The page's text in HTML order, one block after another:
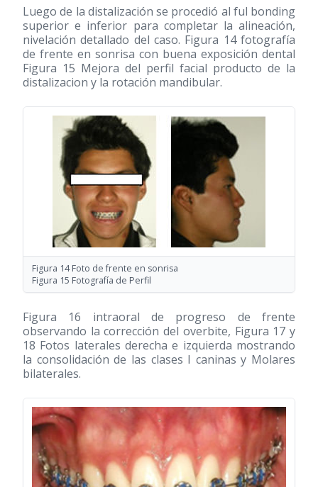
Luego de la distalización se procedió al ful bonding
superior e inferior para completar la alineación,
nivelación detallado del caso. Figura 14 fotografía
de frente en sonrisa con buena exposición dental
Figura 15 Mejora del perfil facial producto de la
distalizacion y la rotación mandibular.
Figura 14 Foto de frente en sonrisa
Figura 15 Fotografía de Perfil
Figura 16 intraoral de progreso de frente
observando la corrección del overbite, Figura 17 y
18 Fotos laterales derecha e izquierda mostrando
la consolidación de las clases I caninas y Molares
bilaterales.